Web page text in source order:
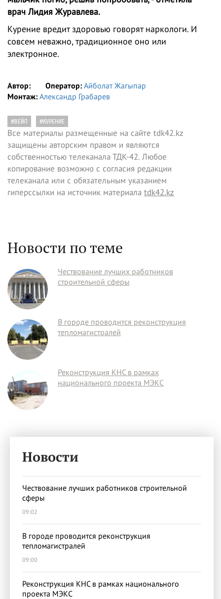
врач Лидия Журавлева.
Курение вредит здоровью говорят наркологи. И
совсем неважно, традиционное оно или
электронное.
Автор: Оператор: Айболат Жагыпар
Монтаж: Александр Грабарев
#ВЕЙП #КУРЕНИЕ
Все материалы размещенные на сайте tdk42.kz
защищены авторским правом и являются
собственностью телеканала ТДК-42. Любое
копирование возможно с согласия редакции
телеканала или с обязательным указанием
гиперссылки на источник материала tdk42.kz
Новости по теме
Чествование лучших работников
строительной сферы
В городе проводится реконструкция
тепломагистралей
Реконструкция КНС в рамках
национального проекта МЭКС
Новости
Чествование лучших работников строительной
сферы
09:02
В городе проводится реконструкция
тепломагистралей
09:00
Реконструкция КНС в рамках национального
проекта МЭКС